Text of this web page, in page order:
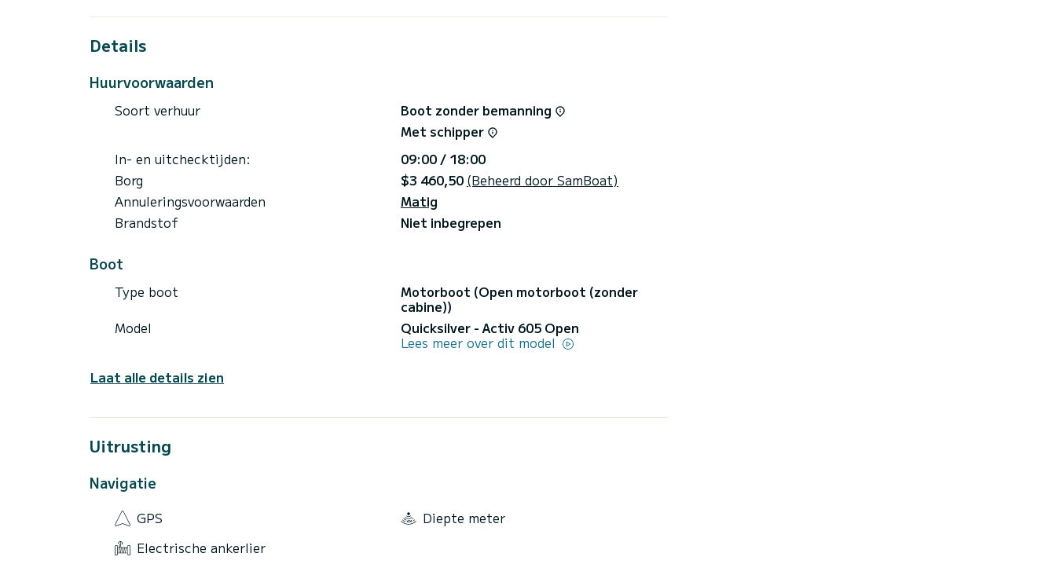
Details
Huurvoorwaarden
Soort verhuur
Boot zonder bemanning
Met schipper
In- en uitchecktijden:
09:00 / 18:00
Borg
$3 460,50 (Beheerd door SamBoat)
Annuleringsvoorwaarden
Matig
Brandstof
Niet inbegrepen
Boot
Type boot Motorboot (Open motorboot (zonder
cabine))
Model
Quicksilver - Activ 605 Open
Lees meer over dit model
Laat alle details zien
Uitrusting
Navigatie
GPS
Diepte meter
Electrische ankerlier